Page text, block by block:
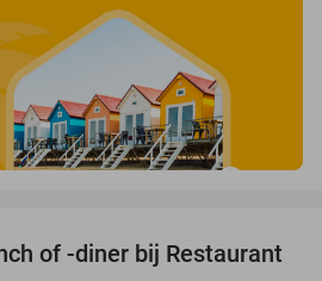
43%
of -diner bij Restaurant